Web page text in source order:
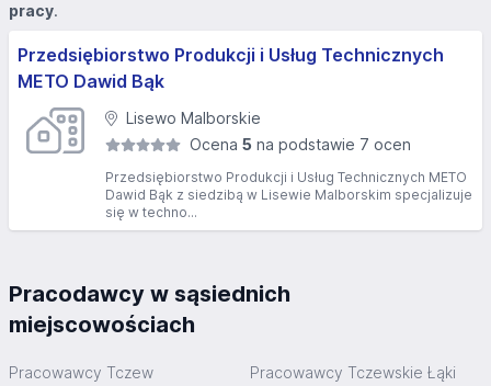
pracy.
Przedsiębiorstwo Produkcji i Usług Technicznych
METO Dawid Bąk
Lisewo Malborskie
Ocena 5 na podstawie 7 ocen
Przedsiębiorstwo Produkcji i Usług Technicznych METO
Dawid Bąk z siedzibą w Lisewie Malborskim specjalizuje
się w techno...
Pracodawcy w sąsiednich
miejscowościach
Pracowawcy Tczew Pracowawcy Tczewskie Łąki